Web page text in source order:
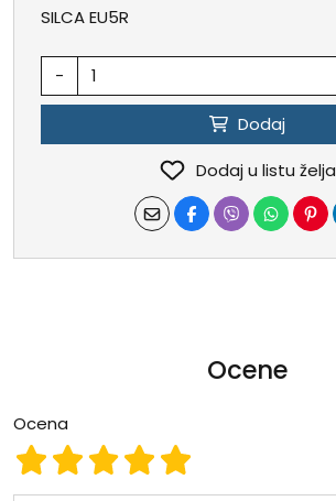
SILCA EU5R
-
Dodaj
Dodaj u listu želja
Ocene
Ocena
Ocena 5
Ocena 4
Ocena 3
Ocena 2
Ocena 1